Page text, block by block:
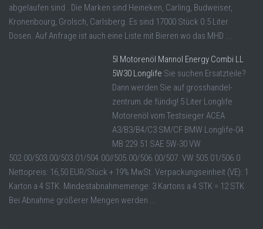
abgelaufen sind . Die Marken sind Heineken, Carling, Budweiser,
Kronenbourg, Grolsch, Carlsberg. Es sind 17000 Stück 0.5 Liter
Dosen. Auf Anfrage ist auch eine Liste mit Bieren wo das MHD ...
5l Motorenöl Mannol Energy Combi LL
5W30 Longlife Sie suchen Ersatzteile?
Dann werden Sie auf grosshandel-
zentrum.de fündig! 5 Liter Longlife
Motorenöl vom Testsieger ACEA
A3/B3/B4/C3 SM/CF BMW Longlife-04
MB 229.51 SAE 5W-30 VW
502.00/503.00/503.01/504.00//505.00/506.00/507. VW 505.01/506.0
Nettopreis: 16,50 EUR/Stück + 19% MwSt. Verpackungseinheit (VE): 1
Karton a 4 STK. Mindestabnahmemenge: 3 Kartons a 4 STK = 12 STK
Bei Abnahme größerer Mengen werden ...